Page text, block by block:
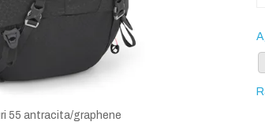
55 antracita/graphene